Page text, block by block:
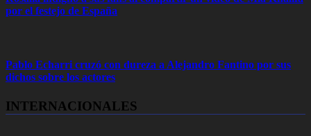
por el festejo de España
Pablo Echarri cruzó con dureza a Alejandro Fantino por sus
dichos sobre los actores
INTERNACIONALES